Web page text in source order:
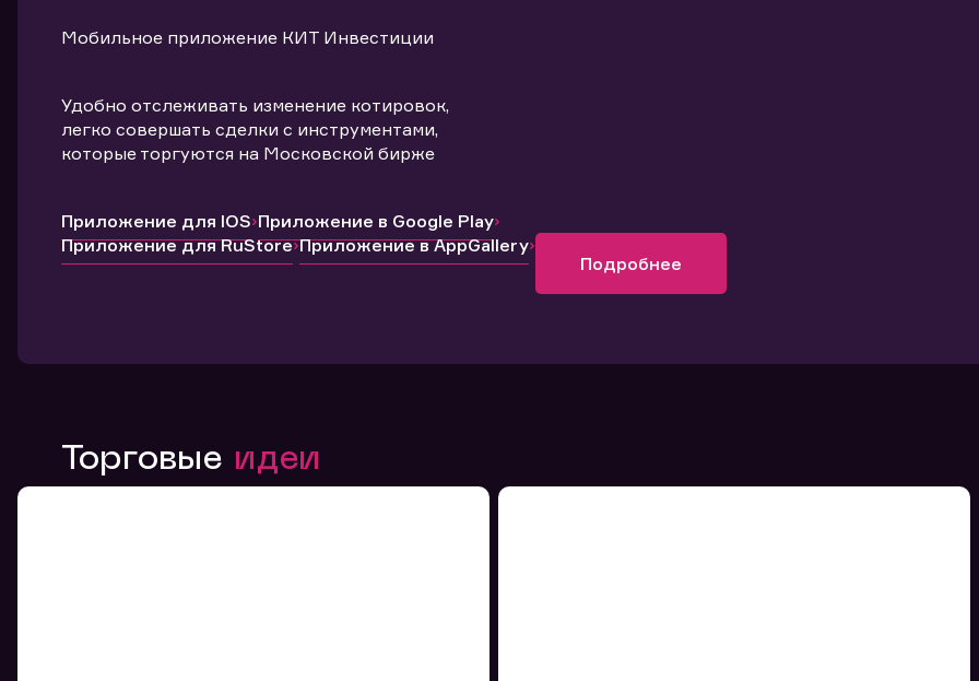
Мобильное приложение КИТ Инвестиции
Удобно отслеживать изменение котировок,
легко совершать сделки с инструментами,
которые торгуются на Московской бирже
Приложение для IOS Приложение в Google Play
Приложение для RuStore Приложение в AppGallery
Подробнее
Торговые идеи